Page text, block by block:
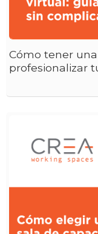
Cómo tener
profesionalizar